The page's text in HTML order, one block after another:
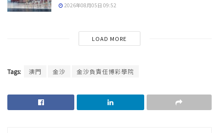
2026年08月05日 09:52
LOAD MORE
Tags: 澳門 金沙 金沙負責任博彩學院